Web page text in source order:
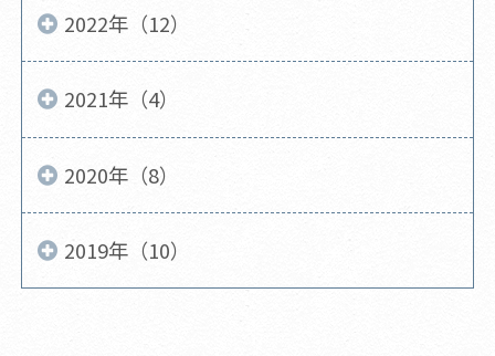
2022年（12）
2021年（4）
2020年（8）
2019年（10）